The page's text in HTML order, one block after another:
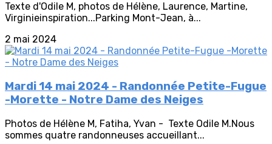
Texte d'Odile M, photos de Hélène, Laurence, Martine,
Virginieinspiration...Parking Mont-Jean, à...
2 mai 2024
Mardi 14 mai 2024 - Randonnée Petite-Fugue
-Morette - Notre Dame des Neiges
Photos de Hélène M, Fatiha, Yvan - Texte Odile M.Nous
sommes quatre randonneuses accueillant...